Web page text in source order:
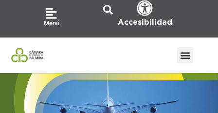
Menú Accesibilidad